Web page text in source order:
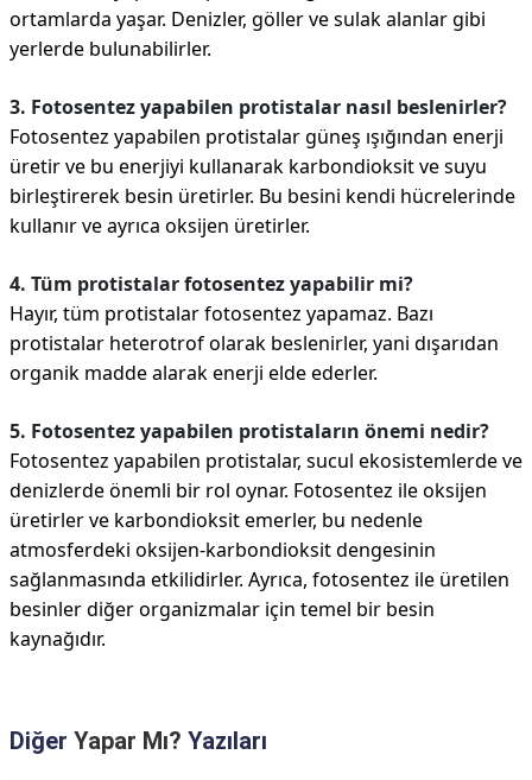
ortamlarda yaşar. Denizler, göller ve sulak alanlar gibi
yerlerde bulunabilirler.
3. Fotosentez yapabilen protistalar nasıl beslenirler?
Fotosentez yapabilen protistalar güneş ışığından enerji
üretir ve bu enerjiyi kullanarak karbondioksit ve suyu
birleştirerek besin üretirler. Bu besini kendi hücrelerinde
kullanır ve ayrıca oksijen üretirler.
4. Tüm protistalar fotosentez yapabilir mi?
Hayır, tüm protistalar fotosentez yapamaz. Bazı
protistalar heterotrof olarak beslenirler, yani dışarıdan
organik madde alarak enerji elde ederler.
5. Fotosentez yapabilen protistaların önemi nedir?
Fotosentez yapabilen protistalar, sucul ekosistemlerde ve
denizlerde önemli bir rol oynar. Fotosentez ile oksijen
üretirler ve karbondioksit emerler, bu nedenle
atmosferdeki oksijen-karbondioksit dengesinin
sağlanmasında etkilidirler. Ayrıca, fotosentez ile üretilen
besinler diğer organizmalar için temel bir besin
kaynağıdır.
Diğer Yapar Mı? Yazıları